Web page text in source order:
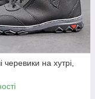
черевики на хутрі,